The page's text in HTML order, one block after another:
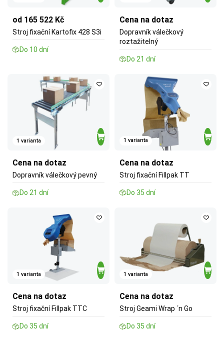
od 165 522 Kč
Stroj fixační Kartofix 428 S3i
Do 10 dní
Cena na dotaz
Dopravník válečkový
roztažitelný
Do 21 dní
1 varianta
Cena na dotaz
Dopravník válečkový pevný
Do 21 dní
1 varianta
Cena na dotaz
Stroj fixační Fillpak TT
Do 35 dní
1 varianta
Cena na dotaz
Stroj fixační Fillpak TTC
Do 35 dní
1 varianta
Cena na dotaz
Stroj Geami Wrap ´n Go
Do 35 dní